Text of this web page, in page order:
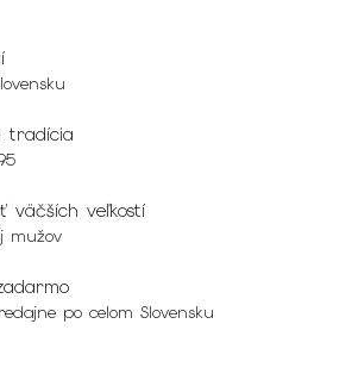
tradícia
väčších veľkostí
mužov
po celom Slovensku